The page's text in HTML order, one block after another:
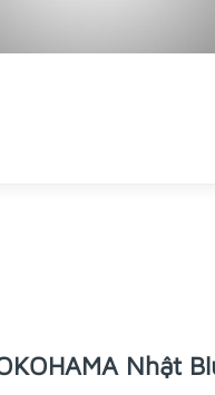
Nhật